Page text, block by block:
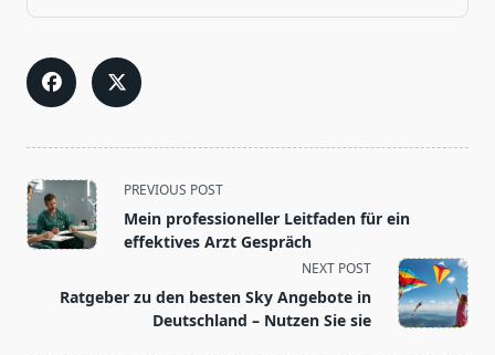
<span
class="nav-
subtitle
reader-
text">Page</span>
PREVIOUS POST
Mein professioneller Leitfaden für ein
effektives Arzt Gespräch
NEXT POST
Ratgeber zu den besten Sky Angebote in
Deutschland – Nutzen Sie sie